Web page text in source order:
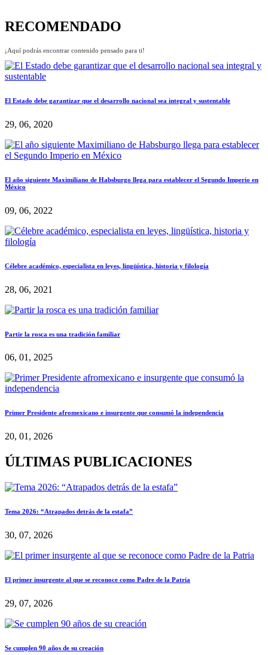
RECOMENDADO
¡Aquí podrás encontrar contenido pensado para ti!
El Estado debe garantizar que el desarrollo nacional sea integral y sustentable
29, 06, 2020
El año siguiente Maximiliano de Habsburgo llega para establecer el Segundo Imperio en
México
09, 06, 2022
Célebre académico, especialista en leyes, lingüística, historia y filología
28, 06, 2021
Partir la rosca es una tradición familiar
06, 01, 2025
Primer Presidente afromexicano e insurgente que consumó la independencia
20, 01, 2026
ÚLTIMAS PUBLICACIONES
Tema 2026: “Atrapados detrás de la estafa”
30, 07, 2026
El primer insurgente al que se reconoce como Padre de la Patria
29, 07, 2026
Se cumplen 90 años de su creación